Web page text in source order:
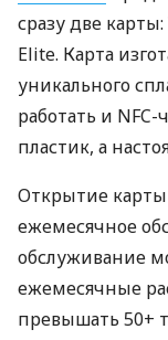
сразу две
Elite. Карта
уникального
работать и
пластик, а
Открытие карты
ежемесячное
обслуживание
ежемесячные
превышать 50+